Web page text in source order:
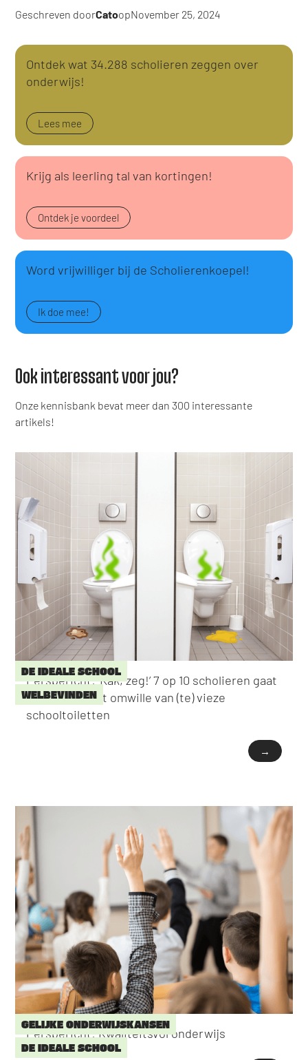
Geschreven doorCatoopNovember 25, 2024
Ontdek wat 34.288 scholieren zeggen over
onderwijs!
Lees mee
Krijg als leerling tal van kortingen!
Ontdek je voordeel
Word vrijwilliger bij de Scholierenkoepel!
Ik doe mee!
Ook interessant voor jou?
Onze kennisbank bevat meer dan 300 interessante
artikels!
DE IDEALE SCHOOL
WELBEVINDEN
Persbericht: ‘Kak, zeg!’ 7 op 10 scholieren gaat
niet naar toilet omwille van (te) vieze
schooltoiletten
→
GELIJKE ONDERWIJSKANSEN
DE IDEALE SCHOOL
Persbericht: Kwaliteitsvol onderwijs